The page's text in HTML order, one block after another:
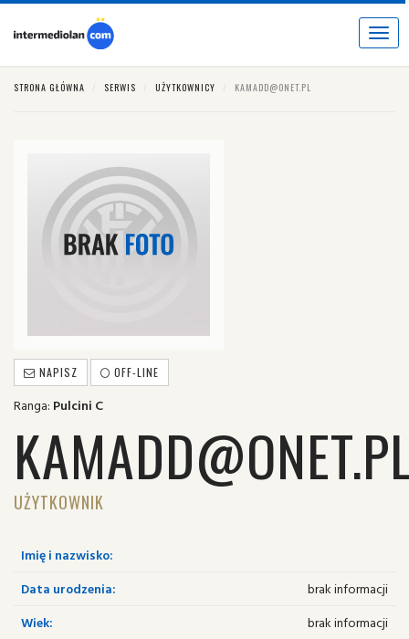
Toggle
STRONA GŁÓWNA SERWIS UŻYTKOWNICY KAMADD@ONET.PL
NAPISZ OFF-LINE
Ranga: Pulcini C
UŻYTKOWNIK
Imię i nazwisko:
Data urodzenia:
brak informacji
Wiek:
brak informacji